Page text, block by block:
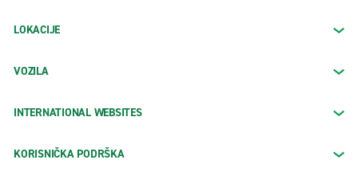
LOKACIJE
VOZILA
INTERNATIONAL WEBSITES
KORISNIČKA PODRŠKA